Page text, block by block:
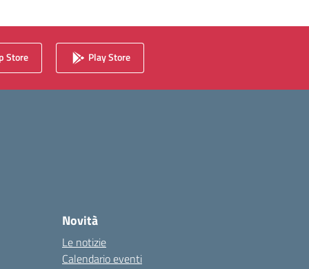
Store Play Store
Novità
Le notizie
Calendario eventi